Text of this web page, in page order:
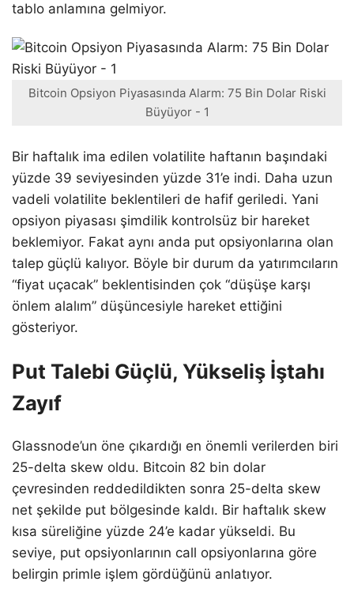
tablo anlamına gelmiyor.
Bitcoin Opsiyon Piyasasında Alarm: 75 Bin Dolar Riski
Büyüyor - 1
Bir haftalık ima edilen volatilite haftanın başındaki
yüzde 39 seviyesinden yüzde 31’e indi. Daha uzun
vadeli volatilite beklentileri de hafif geriledi. Yani
opsiyon piyasası şimdilik kontrolsüz bir hareket
beklemiyor. Fakat aynı anda put opsiyonlarına olan
talep güçlü kalıyor. Böyle bir durum da yatırımcıların
“fiyat uçacak” beklentisinden çok “düşüşe karşı
önlem alalım” düşüncesiyle hareket ettiğini
gösteriyor.
Put Talebi Güçlü, Yükseliş İştahı
Zayıf
Glassnode’un öne çıkardığı en önemli verilerden biri
25-delta skew oldu. Bitcoin 82 bin dolar
çevresinden reddedildikten sonra 25-delta skew
net şekilde put bölgesinde kaldı. Bir haftalık skew
kısa süreliğine yüzde 24’e kadar yükseldi. Bu
seviye, put opsiyonlarının call opsiyonlarına göre
belirgin primle işlem gördüğünü anlatıyor.